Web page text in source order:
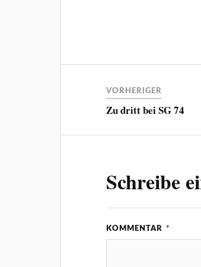
VORHERIGER
Zu dritt bei SG 74
Schreibe
KOMMENTAR *